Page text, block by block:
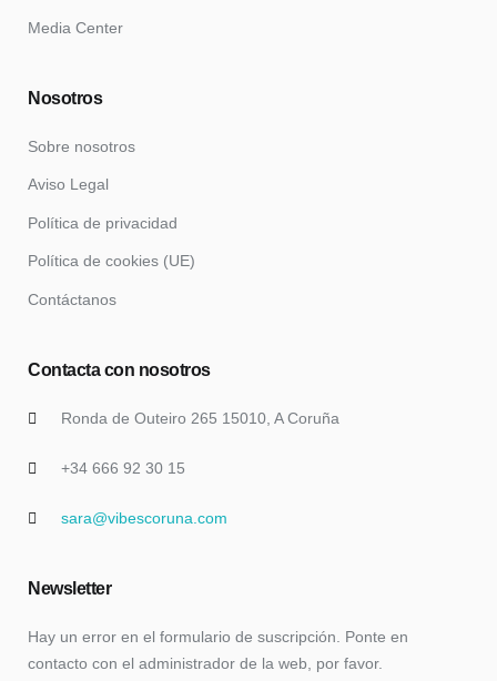
Media Center
Nosotros
Sobre nosotros
Aviso Legal
Política de privacidad
Política de cookies (UE)
Contáctanos
Contacta con nosotros
Ronda de Outeiro 265 15010, A Coruña
+34 666 92 30 15
sara@vibescoruna.com
Newsletter
Hay un error en el formulario de suscripción. Ponte en
contacto con el administrador de la web, por favor.